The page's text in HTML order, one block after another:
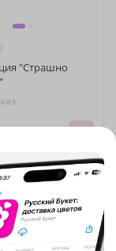
"Страшно
его сами с